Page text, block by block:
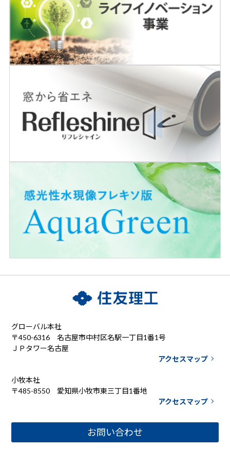
グローバル本社
〒450-6316 名古屋市中村区名駅一丁目1番1号
ＪＰタワー名古屋
アクセスマップ
小牧本社
〒485-8550 愛知県小牧市東三丁目1番地
アクセスマップ
お問い合わせ